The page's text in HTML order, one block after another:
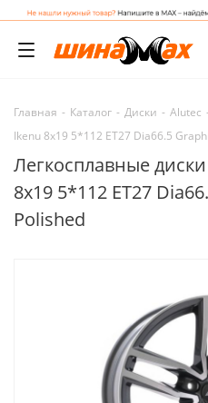
Главная - Каталог - Диски - Alutec
Ikenu 8x19 5*112 ET27 Dia66.5
Легкосплавные
8x19 5*112 ET27
Polished